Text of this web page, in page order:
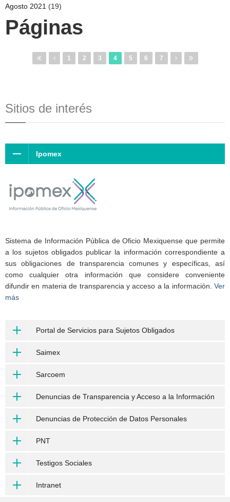
Agosto 2021 (19)
Páginas
1 2 3 4 5 6 7
Sitios de interés
Ipomex
Sistema de Información Pública de Oficio Mexiquense que permite
a los sujetos obligados publicar la información correspondiente a
sus obligaciones de transparencia comunes y específicas, así
como cualquier otra información que considere conveniente
difundir en materia de transparencia y acceso a la información. Ver
más
Portal de Servicios para Sujetos Obligados
Saimex
Sarcoem
Denuncias de Transparencia y Acceso a la Información
Denuncias de Protección de Datos Personales
PNT
Testigos Sociales
Intranet